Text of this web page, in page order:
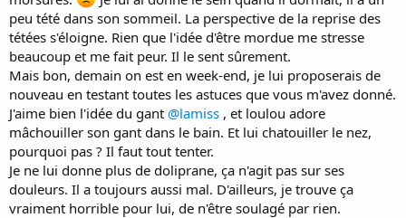
peu tété dans son sommeil. La perspective de la reprise des
tétées s'éloigne. Rien que l'idée d'être mordue me stresse
beaucoup et me fait peur. Il le sent sûrement.
Mais bon, demain on est en week-end, je lui proposerais de
nouveau en testant toutes les astuces que vous m'avez donné.
J'aime bien l'idée du gant @lamiss , et loulou adore
mâchouiller son gant dans le bain. Et lui chatouiller le nez,
pourquoi pas ? Il faut tout tenter.
Je ne lui donne plus de doliprane, ça n'agit pas sur ses
douleurs. Il a toujours aussi mal. D'ailleurs, je trouve ça
vraiment horrible pour lui, de n'être soulagé par rien.